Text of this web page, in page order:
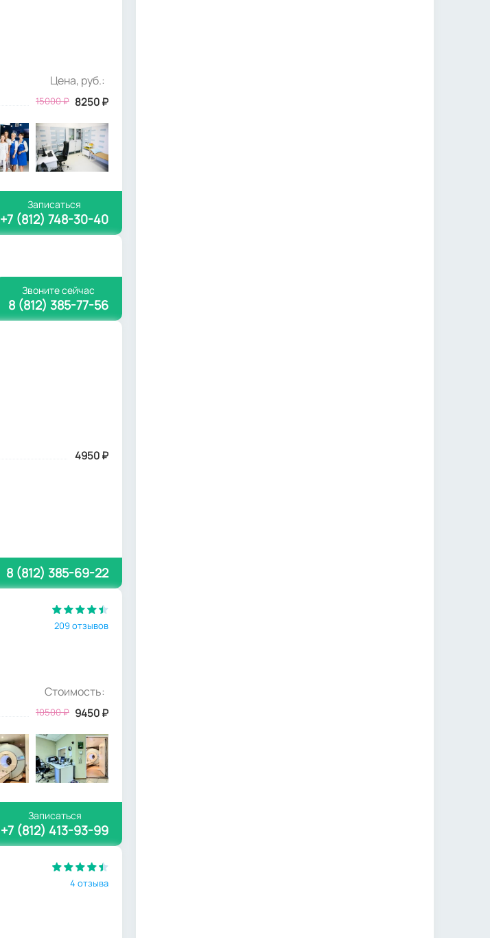
Цена, руб.:
15000₽ 8250₽
Записаться
+7 (812) 748-30-40
Звоните сейчас
8 (812) 385-77-56
4950₽
8 (812) 385-69-22
209 отзывов
Стоимость:
10500₽ 9450₽
Записаться
+7 (812) 413-93-99
4 отзыва